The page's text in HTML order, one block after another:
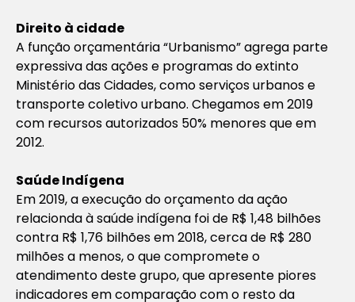
Direito à cidade
A função orçamentária “Urbanismo” agrega parte
expressiva das ações e programas do extinto
Ministério das Cidades, como serviços urbanos e
transporte coletivo urbano. Chegamos em 2019
com recursos autorizados 50% menores que em
2012.
Saúde Indígena
Em 2019, a execução do orçamento da ação
relacionda à saúde indígena foi de R$ 1,48 bilhões
contra R$ 1,76 bilhões em 2018, cerca de R$ 280
milhões a menos, o que compromete o
atendimento deste grupo, que apresente piores
indicadores em comparação com o resto da